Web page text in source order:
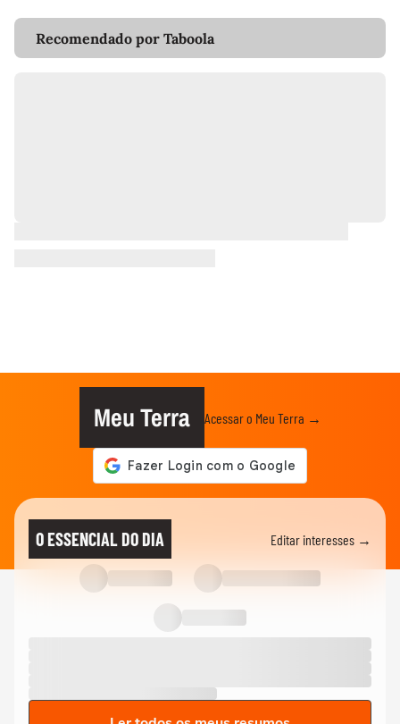
Recomendado por Taboola
Meu Terra Acessar o Meu Terra →
O ESSENCIAL DO DIA Editar interesses →